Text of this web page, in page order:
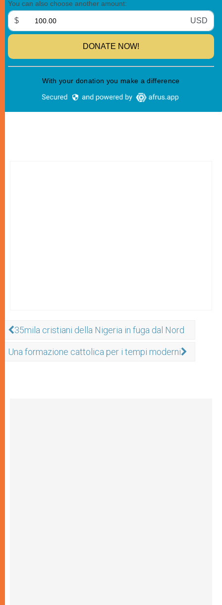
35mila cristiani della Nigeria in fuga dal Nord
Una formazione cattolica per i tempi moderni